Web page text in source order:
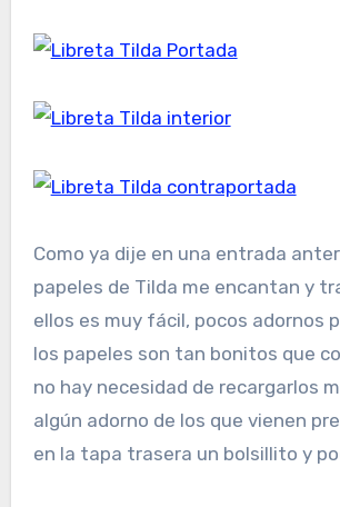
Como ya dije en una entrada
papeles de Tilda me encantan y
ellos es muy fácil, pocos adornos
los papeles son tan bonitos que
no hay necesidad de recargarlos
algún adorno de los que vienen
en la tapa trasera un bolsillito y